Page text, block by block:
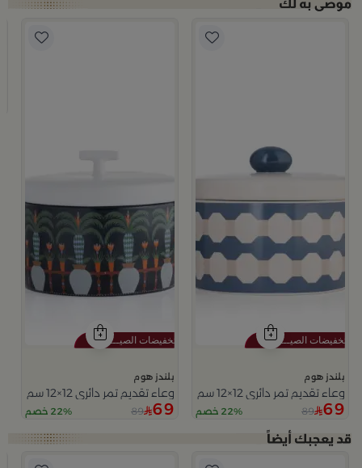
بلندز هوم
وعاء تقديم تمر دائري 12×12 سم أبيض وأزرق من الخزف الحجري بغطاء من أزوريا
69
89 22% خصم
بلندز هوم
وعاء تقديم تمر دائري 12×12 سم متعدد الألوان من السيراميك مع غطاء من سيلورا
69
89 22% خصم